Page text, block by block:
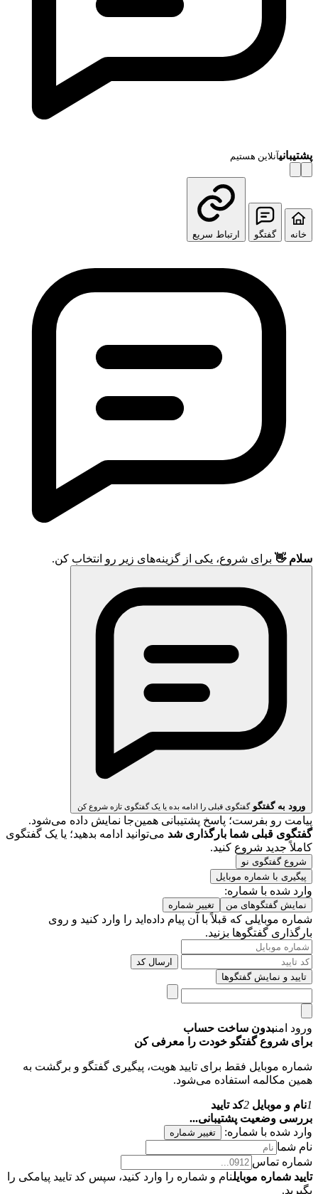
پشتیبانیآنلاین هستیم
خانه گفتگو ارتباط سریع
سلام 👋 برای شروع، یکی از گزینه‌های زیر رو انتخاب کن.
ورود به گفتگو گفتگوی قبلی را ادامه بده یا یک گفتگوی تازه شروع کن
پیامت رو بفرست؛ پاسخ پشتیبانی همین‌جا نمایش داده می‌شود.
گفتگوی قبلی شما بارگذاری شد می‌توانید ادامه بدهید؛ یا یک گفتگوی
کاملاً جدید شروع کنید.
شروع گفتگوی نو
پیگیری با شماره موبایل
وارد شده با شماره:
نمایش گفتگوهای من تغییر شماره
شماره موبایلی که قبلاً با آن پیام داده‌اید را وارد کنید و روی
بارگذاری گفتگوها بزنید.
ارسال کد
تایید و نمایش گفتگوها
ورود امنبدون ساخت حساب
برای شروع گفتگو خودت را معرفی کن
شماره موبایل فقط برای تایید هویت، پیگیری گفتگو و برگشت به
همین مکالمه استفاده می‌شود.
1نام و موبایل 2کد تایید
بررسی وضعیت پشتیبانی...
وارد شده با شماره:
تغییر شماره
نام شما
شماره تماس
تایید شماره موبایلنام و شماره را وارد کنید، سپس کد تایید پیامکی را
بگیرید.